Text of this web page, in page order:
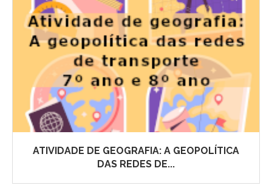
ATIVIDADE DE GEOGRAFIA: A GEOPOLÍTICA
DAS REDES DE...